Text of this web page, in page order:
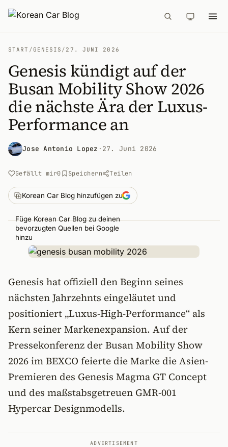
START / GENESIS / 27. JUNI 2026
Genesis kündigt auf der
Busan Mobility Show 2026
die nächste Ära der Luxus-
Performance an
Jose Antonio Lopez · 27. Juni 2026
Gefällt mir0 Speichern Teilen
Korean Car Blog hinzufügen zu
Füge Korean Car Blog zu deinen
bevorzugten Quellen bei Google
hinzu
Genesis hat offiziell den Beginn seines
nächsten Jahrzehnts eingeläutet und
positioniert „Luxus-High-Performance“ als
Kern seiner Markenexpansion. Auf der
Pressekonferenz der Busan Mobility Show
2026 im BEXCO feierte die Marke die Asien-
Premieren des Genesis Magma GT Concept
und des maßstabsgetreuen GMR-001
Hypercar Designmodells.
ADVERTISEMENT